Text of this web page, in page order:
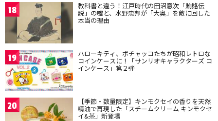
18 教科書と違う！江戸時代の田沼意次「賄賂伝
説」の嘘と、水野忠邦が「大奥」を敵に回した
本当の理由
19 ハローキティ、ポチャッコたちが昭和レトロな
コインケースに！「サンリオキャラクターズ コ
インケース」第２弾
20 【季節・数量限定】キンモクセイの香りを天然
精油で再現した「スチームクリーム キンモクセ
イ&茶」新登場